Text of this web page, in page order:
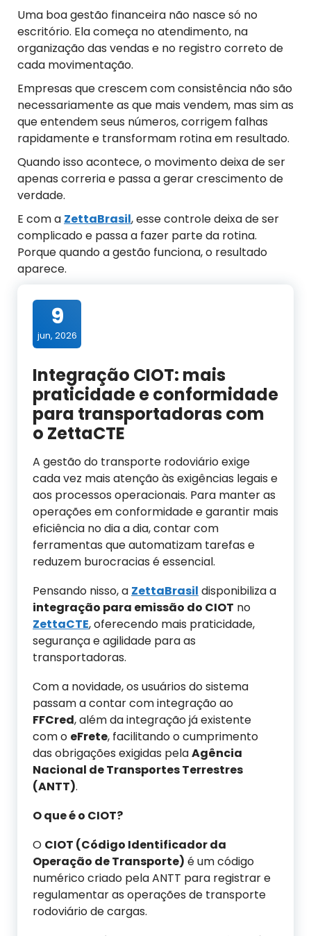
Uma boa gestão financeira não nasce só no
escritório. Ela começa no atendimento, na
organização das vendas e no registro correto de
cada movimentação.
Empresas que crescem com consistência não são
necessariamente as que mais vendem, mas sim as
que entendem seus números, corrigem falhas
rapidamente e transformam rotina em resultado.
Quando isso acontece, o movimento deixa de ser
apenas correria e passa a gerar crescimento de
verdade.
E com a ZettaBrasil, esse controle deixa de ser
complicado e passa a fazer parte da rotina.
Porque quando a gestão funciona, o resultado
aparece.
9
jun, 2026
Integração CIOT: mais
praticidade e conformidade
para transportadoras com
o ZettaCTE
A gestão do transporte rodoviário exige
cada vez mais atenção às exigências legais e
aos processos operacionais. Para manter as
operações em conformidade e garantir mais
eficiência no dia a dia, contar com
ferramentas que automatizam tarefas e
reduzem burocracias é essencial.
Pensando nisso, a ZettaBrasil disponibiliza a
integração para emissão do CIOT no
ZettaCTE, oferecendo mais praticidade,
segurança e agilidade para as
transportadoras.
Com a novidade, os usuários do sistema
passam a contar com integração ao
FFCred, além da integração já existente
com o eFrete, facilitando o cumprimento
das obrigações exigidas pelaAgência
Nacional de Transportes Terrestres
(ANTT).
O que é o CIOT?
O CIOT (Código Identificador da
Operação de Transporte) é um código
numérico criado pela ANTT para registrar e
regulamentar as operações de transporte
rodoviário de cargas.